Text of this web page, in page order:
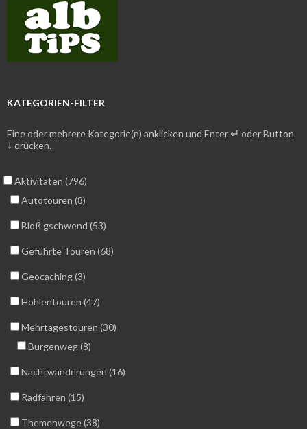
KATEGORIEN-FILTER
Eine oder mehrere Kategorie(n) anklicken und Enter ↵ oder Button
↓ drücken.
Aktivitäten (796)
Autotouren (8)
Bloß gschwend (53)
Geführte Touren (68)
Geocaching (3)
Höhlentouren (47)
Mehrtagestouren (30)
Burgenweg (8)
Nachtwanderungen (16)
Radfahren (15)
Themenwege (38)